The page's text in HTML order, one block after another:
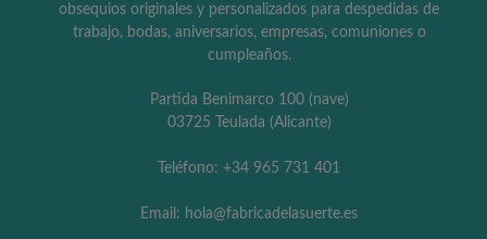
obsequios originales y personalizados para despedidas de
trabajo, bodas, aniversarios, empresas, comuniones o
cumpleaños.
Partida Benimarco 100 (nave)
03725 Teulada (Alicante)
Teléfono: +34 965 731 401
Email: hola@fabricadelasuerte.es